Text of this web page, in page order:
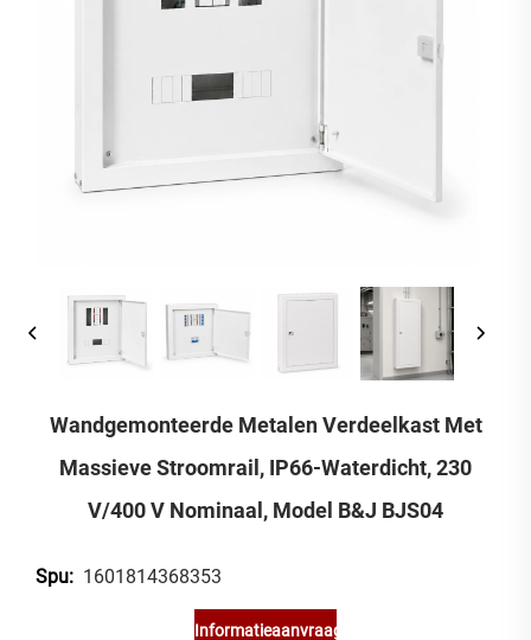
Wandgemonteerde Metalen Verdeelkast Met
Massieve Stroomrail, IP66-Waterdicht, 230
V/400 V Nominaal, Model B&J BJS04
Spu: 1601814368353
Informatieaanvraag